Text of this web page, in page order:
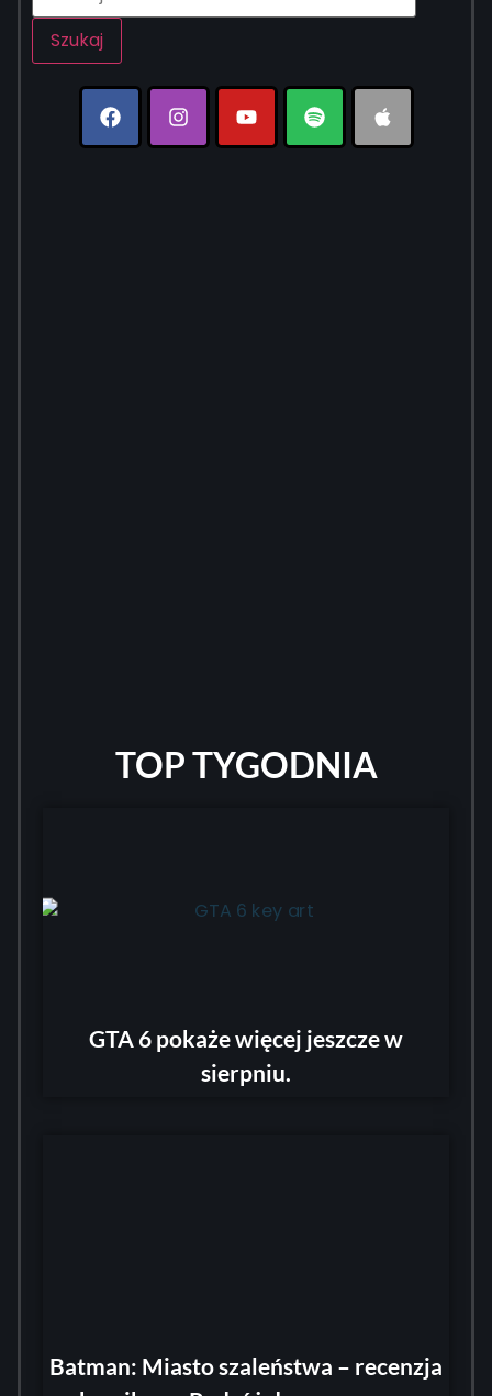
TOP TYGODNIA
GTA 6 pokaże więcej jeszcze w
sierpniu.
Batman: Miasto szaleństwa – recenzja